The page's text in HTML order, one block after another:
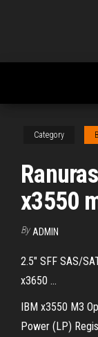
content
Category
x3550
By ADMIN
2.5" SFF SAS/
x3650 ...
IBM x3550 M3
Power (LP)